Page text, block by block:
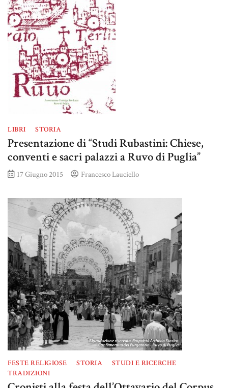
LIBRI STORIA
Presentazione di “Studi Rubastini: Chiese,
conventi e sacri palazzi a Ruvo di Puglia”
17 Giugno 2015 Francesco Lauciello
FESTE RELIGIOSE STORIA
STUDI E RICERCHE
TRADIZIONI